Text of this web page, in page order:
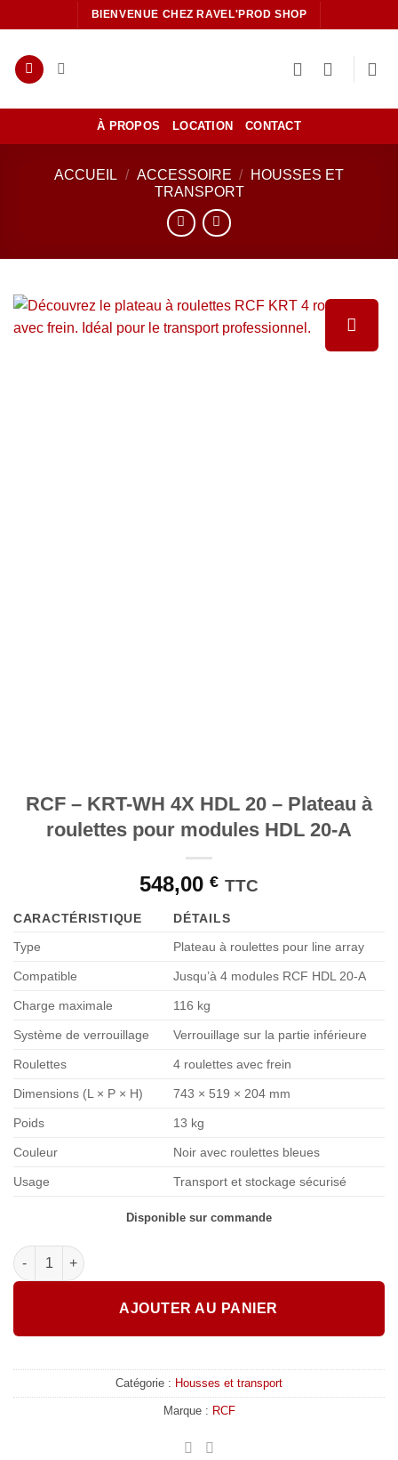
au
contenu
BIENVENUE CHEZ RAVEL'PROD SHOP
À PROPOS LOCATION CONTACT
ACCUEIL / ACCESSOIRE /
HOUSSES ET
TRANSPORT
RCF – KRT-WH 4X HDL 20 – Plateau à
roulettes pour modules HDL 20-A
548,00 € TTC
CARACTÉRISTIQUE
DÉTAILS
Type
Plateau à roulettes pour line array
Compatible Jusqu’à 4 modules RCF HDL 20-A
Charge maximale 116 kg
Système de verrouillage Verrouillage sur la partie inférieure
Roulettes 4 roulettes avec frein
Dimensions (L × P × H) 743 × 519 × 204 mm
Poids 13 kg
Couleur Noir avec roulettes bleues
Usage Transport et stockage sécurisé
Disponible sur commande
quantité de RCF - KRT-WH 4X HDL 20 – Plateau à roulettes
AJOUTER AU PANIER
Catégorie : Housses et transport
Marque : RCF